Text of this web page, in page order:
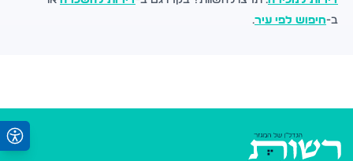
ב-חיפוש לפי עיר.